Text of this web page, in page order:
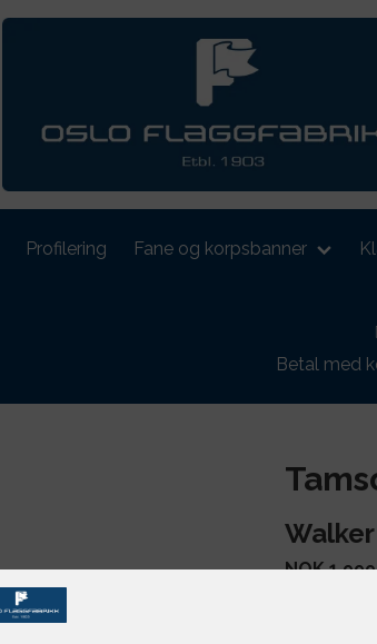
Profilering Fane og korpsbanner
Betal med
NOK 1,999